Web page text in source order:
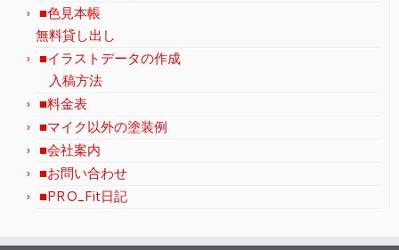
■色見本帳
無料貸し出し
■イラストデータの作成
入稿方法
■料金表
■マイク以外の塗装例
■会社案内
■お問い合わせ
■PRO_Fit日記